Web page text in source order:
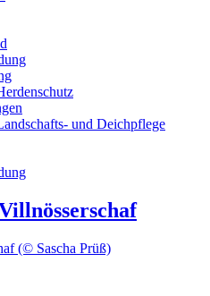
und Deichpflege